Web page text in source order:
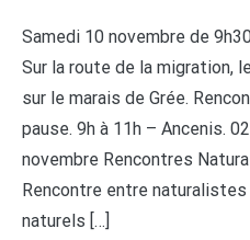
Samedi 10 novembre de
Sur la route de la migration,
sur le marais de Grée.
pause. 9h à 11h – Ancenis.
novembre Rencontres
Rencontre entre
naturels […]